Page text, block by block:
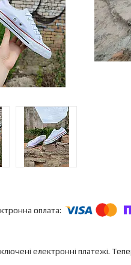
електронні платежі.